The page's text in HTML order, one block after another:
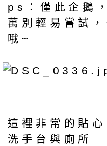
ps：僅此企鵝
萬別輕易嘗試
哦~
這裡非常的貼
洗手台與廁所